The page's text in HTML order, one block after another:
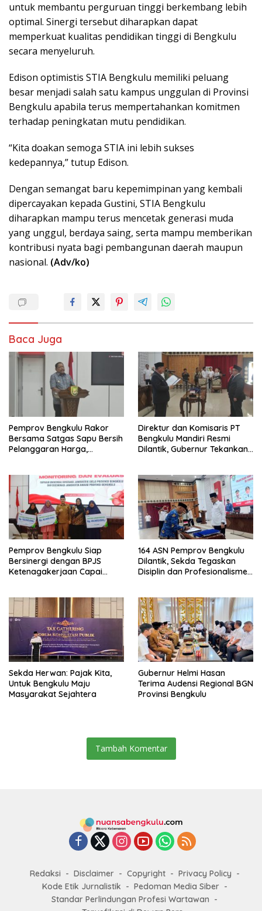
untuk membantu perguruan tinggi berkembang lebih
optimal. Sinergi tersebut diharapkan dapat
memperkuat kualitas pendidikan tinggi di Bengkulu
secara menyeluruh.
Edison optimistis STIA Bengkulu memiliki peluang
besar menjadi salah satu kampus unggulan di Provinsi
Bengkulu apabila terus mempertahankan komitmen
terhadap peningkatan mutu pendidikan.
“Kita doakan semoga STIA ini lebih sukses
kedepannya,” tutup Edison.
Dengan semangat baru kepemimpinan yang kembali
dipercayakan kepada Gustini, STIA Bengkulu
diharapkan mampu terus mencetak generasi muda
yang unggul, berdaya saing, serta mampu memberikan
kontribusi nyata bagi pembangunan daerah maupun
nasional. (Adv/ko)
Baca Juga
Pemprov Bengkulu Rakor
Bersama Satgas Sapu Bersih
Pelanggaran Harga,
Masih Jadi Sorotan
Direktur dan Komisaris PT
Bengkulu Mandiri Resmi
Dilantik, Gubernur Tekankan
Pemprov Bengkulu Siap
Bersinergi dengan BPJS
Ketenagakerjaan Capai
164 ASN Pemprov Bengkulu
Dilantik, Sekda Tegaskan
Disiplin dan Profesionalisme
Sekda Herwan: Pajak Kita,
Untuk Bengkulu Maju
Masyarakat Sejahtera
Gubernur Helmi Hasan
Terima Audensi Regional BGN
Provinsi Bengkulu
Tambah Komentar
Redaksi Disclaimer Copyright
Privacy Policy
Kode Etik Jurnalistik
Pedoman Media Siber
Standar Perlindungan Profesi Wartawan